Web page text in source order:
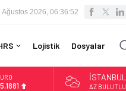
Ağustos 2026, 06:36:53
Lojistik Dosyalar
İSTANBUL
AZ BULUTLU